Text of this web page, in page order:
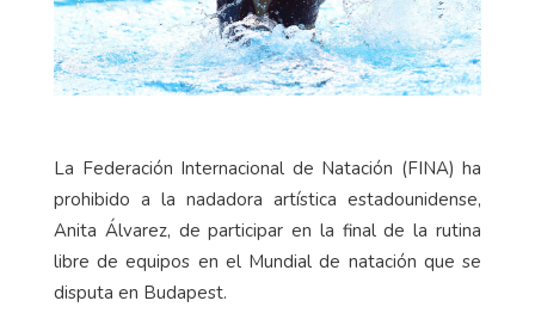
La Federación Internacional de Natación (FINA) ha
prohibido a la nadadora artística estadounidense,
Anita Álvarez, de participar en la final de la rutina
libre de equipos en el Mundial de natación que se
disputa en Budapest.